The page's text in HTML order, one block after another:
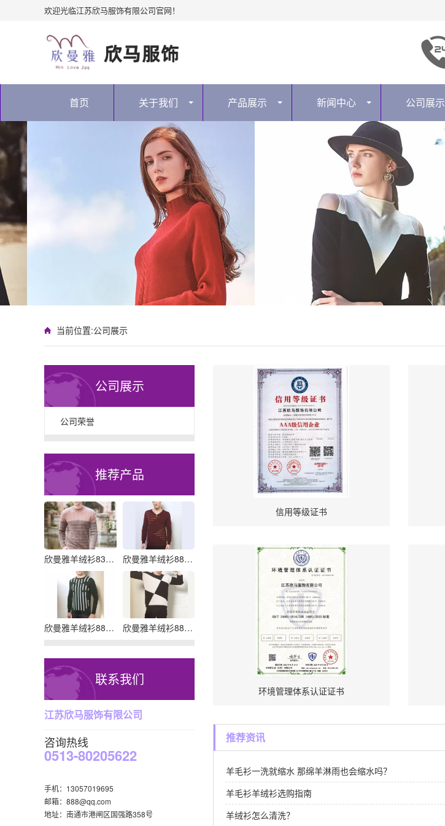
欢迎光临江苏欣马服饰有限公司官网！
首页 关于我们 产品展示 新闻中心 公司展示
当前位置:公司展示
公司展示
公司荣誉
推荐产品
欣曼雅羊绒衫83018 欣曼雅羊绒衫88355
欣曼雅羊绒衫88344 欣曼雅羊绒衫88307
联系我们
江苏欣马服饰有限公司
咨询热线
0513-80205622
手机：13057019695
邮箱：888@qq.com
地址：南通市港闸区国强路358号
信用等级证书
环境管理体系认证证书
推荐资讯
羊毛衫一洗就缩水 那绵羊淋雨也会缩水吗？
羊毛衫羊绒衫选购指南
羊绒衫怎么清洗？